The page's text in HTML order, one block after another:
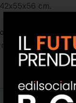
cm.
inferiore.